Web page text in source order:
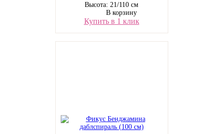
Высота: 21/110 см
В корзину
Купить в 1 клик